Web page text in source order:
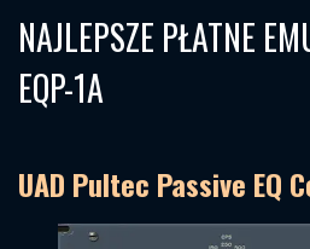
NAJLEPSZE PŁATNE
EQP-1A
UAD Pultec Passive EQ